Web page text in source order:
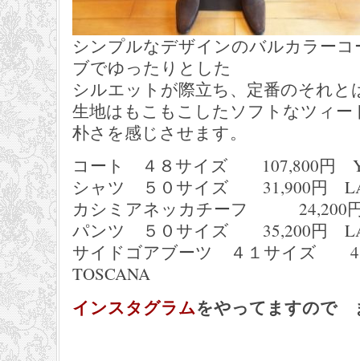
シンプルなデザインのバルカラー
ブでゆったりとした
シルエットが際立ち、定番のそれと
生地はもこもこしたソフトなツィ
朴さを感じさせます。
コート ４８サイズ 107,800円
シャツ ５０サイズ 31,900円
カシミアネッカチーフ 24,200円
パンツ ５０サイズ 35,200円
サイドゴアブーツ ４１サイズ
TOSCANA
インスタグラムをやってますので